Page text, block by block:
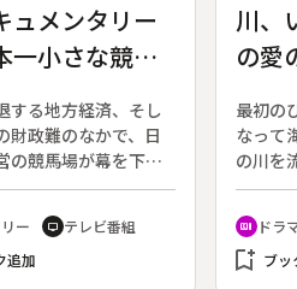
ュメンタリー
小さな競馬
する地方経済、そし
財政難のなかで、日
の競馬場が幕を下ろ
いえ、人口５万の都
用企業でもあった競
らす影響を、最も
、競走馬の混迷に象
ー tv テレビ番組
追加
川、
の
ラマ
最初の
なって
の川を
の愛の
幸喜、
リレー
０３年
recent_actors ドラ
bookmark_add ブッ